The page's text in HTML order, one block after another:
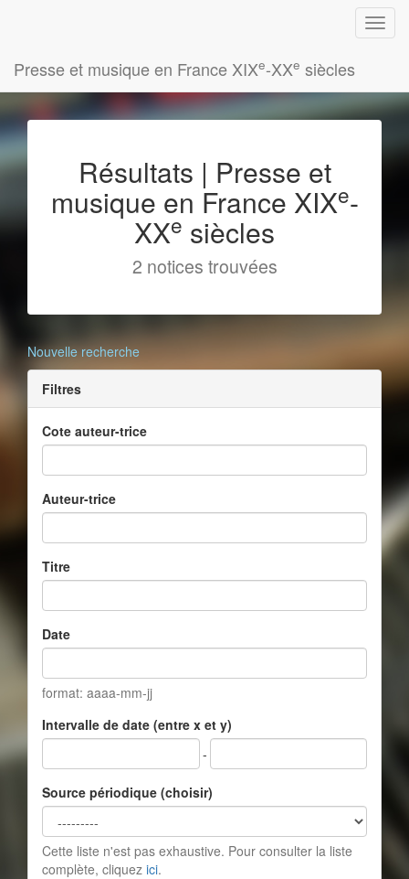
Presse et musique en France XIXe-XXe siècles
Résultats | Presse et
musique en France XIXe-
XXe siècles
2 notices trouvées
Nouvelle recherche
Filtres
Cote auteur-trice
Auteur-trice
Titre
Date
format: aaaa-mm-jj
Intervalle de date (entre x et y)
-
Source périodique (choisir)
Cette liste n'est pas exhaustive. Pour consulter la liste
complète, cliquez ici.